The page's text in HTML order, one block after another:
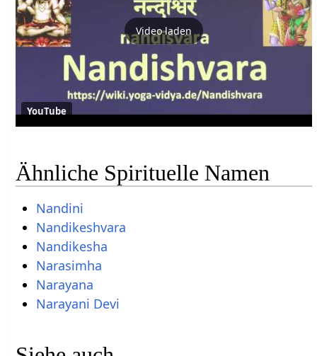
Video laden
YouTube
Ähnliche Spirituelle Namen
Nandini
Nandikeshvara
Nandikesha
Narasimha
Narayana
Narayani Devi